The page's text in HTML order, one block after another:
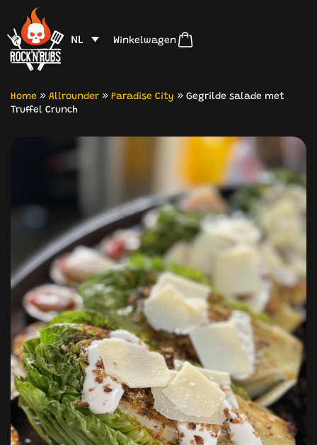
NL Winkelwagen
Home » Allrounder » Paradise City » Gegrilde salade met
Truffel Crunch